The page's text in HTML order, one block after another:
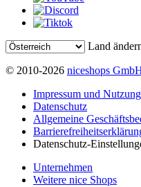
Land
© 2010-2026 niceshops
Impressum und
Datenschutz
Allgemeine
Datenschutz-
Unternehmen
Weitere nice Shops